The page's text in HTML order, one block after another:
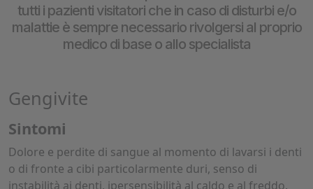
tutti i pazienti visitatori che in caso di disturbi e/o
malattie è sempre necessario rivolgersi al proprio
medico di base o allo specialista
Gengivite
Sintomi
Dolore e perdite di sangue al momento di lavarsi i denti
o di fronte a cibi particolarmente duri, senso di
instabilità ai denti, ipersensibilità al caldo e al freddo.